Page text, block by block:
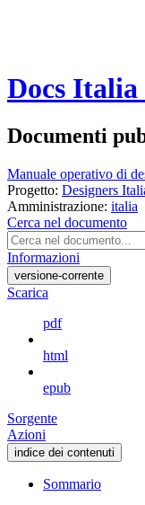
Docs Italia
Documenti
Manuale operativo di
Progetto: Designers
Amministrazione: italia
Cerca nel documento
Informazioni
versione-corrente
Scarica
pdf
html
epub
Sorgente
Azioni
indice dei contenuti
Sommario